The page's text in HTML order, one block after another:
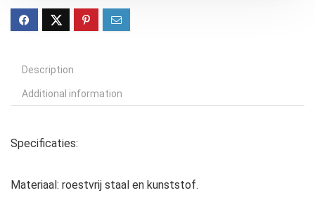
Description
Additional information
Specificaties:
Materiaal: roestvrij staal en kunststof.